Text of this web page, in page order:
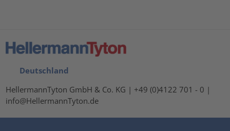
Deutschland
HellermannTyton GmbH & Co. KG | +49 (0)4122 701 - 0 |
info@HellermannTyton.de